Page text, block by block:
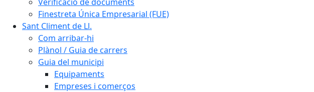
Finestreta Única Empresarial (FUE)
Sant Climent de Ll.
Com arribar-hi
Plànol / Guia de carrers
Guia del municipi
Equipaments
Empreses i comerços